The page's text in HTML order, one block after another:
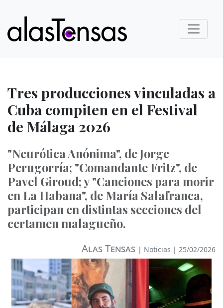
Tres producciones vinculadas a
Cuba compiten en el Festival
de Málaga 2026
"Neurótica Anónima", de Jorge
Perugorría; "Comandante Fritz", de
Pavel Giroud; y "Canciones para morir
en La Habana", de María Salafranca,
participan en distintas secciones del
certamen malagueño.
Alas Tensas | Noticias | 25/02/2026